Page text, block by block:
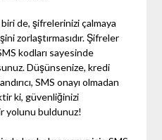
de, şifrelerinizi çalmaya
zorlaştırmasıdır. Şifreler
kodları sayesinde
Düşünsenize, kredi
SMS onayı olmadan
ki, güvenliğinizi
yolunu buldunuz!